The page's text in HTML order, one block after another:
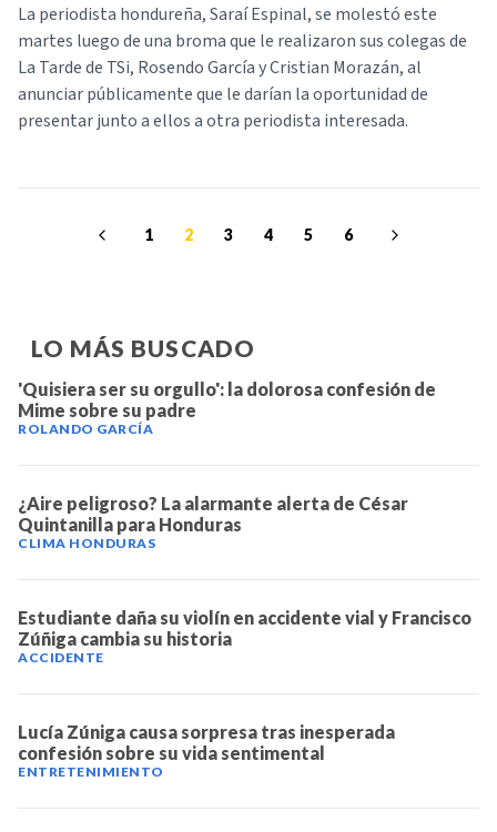
La periodista hondureña, Saraí Espinal, se molestó este
martes luego de una broma que le realizaron sus colegas de
La Tarde de TSi, Rosendo García y Cristian Morazán, al
anunciar públicamente que le darían la oportunidad de
presentar junto a ellos a otra periodista interesada.
1 2 3 4 5 6
LO MÁS BUSCADO
'Quisiera ser su orgullo': la dolorosa confesión de
Mime sobre su padre
ROLANDO GARCÍA
¿Aire peligroso? La alarmante alerta de César
Quintanilla para Honduras
CLIMA HONDURAS
Estudiante daña su violín en accidente vial y Francisco
Zúñiga cambia su historia
ACCIDENTE
Lucía Zúniga causa sorpresa tras inesperada
confesión sobre su vida sentimental
ENTRETENIMIENTO